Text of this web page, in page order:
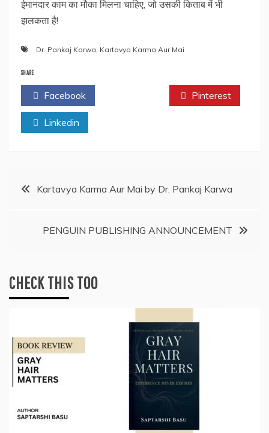
ईमानदार काम का मौका मिलना चाहिए, जो उसकी किताब में भी
झलकता है!
Dr. Pankaj Karwa, Kartavya Karma Aur Mai
SHARE
Facebook Pinterest
Linkedin
PostKartavya Karma Aur Mai by Dr. Pankaj Karwa
PENGUIN PUBLISHING ANNOUNCEMENT
CHECK THIS TOO